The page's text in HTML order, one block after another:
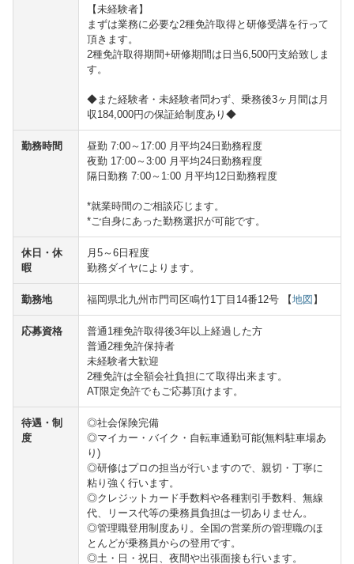
【未経験者】
まずは業務に必要な2種免許取得と研修受講を行って
頂きます。
2種免許取得期間+研修期間は日当6,500円支給致しま
す。
◆また経験者・未経験者問わず、乗務後3ヶ月間は月
収184,000円の保証給制度あり◆
勤務時間
昼勤 7:00～17:00 月平均24日勤務程度
夜勤 17:00～3:00 月平均24日勤務程度
隔日勤務 7:00～1:00 月平均12日勤務程度
*就業時間のご相談応じます。
*ご自身にあった勤務選択が可能です。
休日・休
暇
月5～6日程度
勤務ダイヤによります。
勤務地 福岡県北九州市門司区鳴竹1丁目14番12号 【地図】
応募資格
普通1種免許取得後3年以上経過した方
普通2種免許保持者
未経験者大歓迎
2種免許は全額会社負担にて取得出来ます。
AT限定免許でもご応募頂けます。
待遇・制
度
◎社会保険完備
◎マイカー・バイク・自転車通勤可能(無料駐車場あ
り)
◎研修はプロの担当が行いますので、親切・丁寧に
粘り強く行います。
◎クレジットカード手数料や各種割引手数料、無線
代、リース代等の乗務員負担は一切ありません。
◎管理職登用制度あり。全国の営業所の管理職のほ
とんどが乗務員からの登用です。
◎土・日・祝日、夜間や出張面接も行います。